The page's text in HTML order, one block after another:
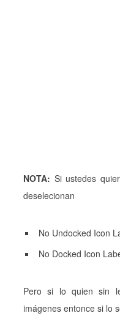
NOTA: Si ustedes
deselecionan
No Undocked Icon
No Docked Icon
Pero si lo quien sin
imágenes entonce si lo